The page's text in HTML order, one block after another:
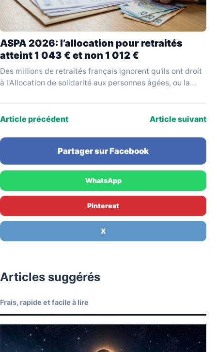
ASPA 2026: l’allocation pour retraités
atteint 1 043 € et non 1 012 €
Des millions de retraités français ignorent qu'ils ont droit
à l'Allocation de solidarité aux personnes âgées, ou la
Article précédent Article suivant
Partager sur Facebook
WhatsApp
Pinterest
X
Articles suggérés
Frais, rapide et facile à lire